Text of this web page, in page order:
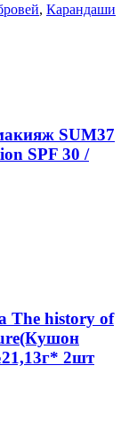
, Карандаши
SUM37
SPF 30 /
The history of
2шт